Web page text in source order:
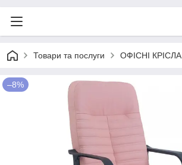
Товари та послуги ОФІСНІ КРІСЛА
–8%